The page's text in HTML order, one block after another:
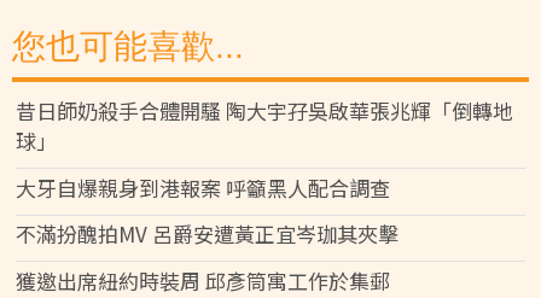
您也可能喜歡...
昔日師奶殺手合體開騷 陶大宇孖吳啟華張兆輝「倒轉地
球」
大牙自爆親身到港報案 呼籲黑人配合調查
不滿扮醜拍MV 呂爵安遭黃正宜岑珈其夾擊
獲邀出席紐約時裝周 邱彥筒寓工作於集郵